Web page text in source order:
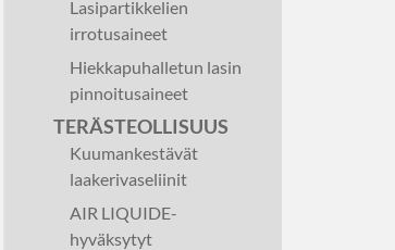
Lasipartikkelien
irrotusaineet
Hiekkapuhalletun lasin
pinnoitusaineet
TERÄSTEOLLISUUS
Kuumankestävät
laakerivaseliinit
AIR LIQUIDE-
hyväksytyt